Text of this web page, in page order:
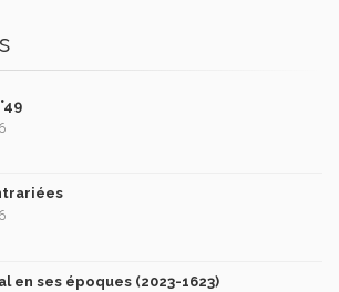
en ses époques (2023-1623)